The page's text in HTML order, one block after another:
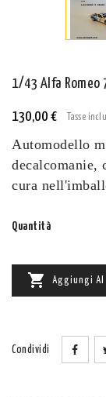
1/43 Alfa Romeo
130,00 € Tasse
Automodello
decalcomanie,
cura
Quantità
 Aggiungi Al
Condividi